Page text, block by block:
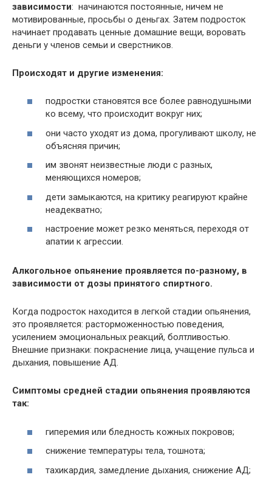
зависимости: начинаются постоянные, ничем не
мотивированные, просьбы о деньгах. Затем подросток
начинает продавать ценные домашние вещи, воровать
деньги у членов семьи и сверстников.
Происходят и другие изменения:
подростки становятся все более равнодушными
ко всему, что происходит вокруг них;
они часто уходят из дома, прогуливают школу, не
объясняя причин;
им звонят неизвестные люди с разных,
меняющихся номеров;
дети замыкаются, на критику реагируют крайне
неадекватно;
настроение может резко меняться, переходя от
апатии к агрессии.
Алкогольное опьянение проявляется по-разному, в
зависимости от дозы принятого спиртного.
Когда подросток находится в легкой стадии опьянения,
это проявляется: расторможенностью поведения,
усилением эмоциональных реакций, болтливостью.
Внешние признаки: покраснение лица, учащение пульса и
дыхания, повышение АД.
Симптомы средней стадии опьянения проявляются
так:
гиперемия или бледность кожных покровов;
снижение температуры тела, тошнота;
тахикардия, замедление дыхания, снижение АД;